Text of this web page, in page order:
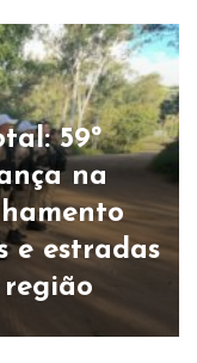
59º
na
e estradas